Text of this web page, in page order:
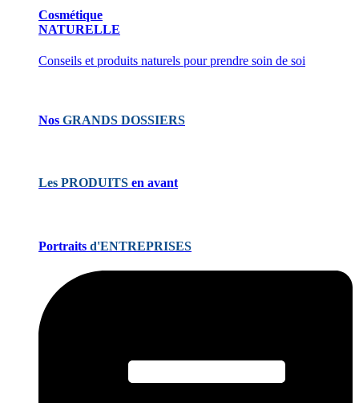
Cosmétique
NATURELLE
Conseils et produits naturels pour prendre soin de soi
Nos GRANDS DOSSIERS
Les PRODUITS en avant
Portraits d'ENTREPRISES